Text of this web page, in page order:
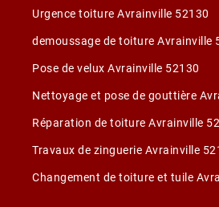
Urgence toiture Avrainville 52130
demoussage de toiture Avrainville
Pose de velux Avrainville 52130
Nettoyage et pose de gouttière
Réparation de toiture Avrainville
Travaux de zinguerie Avrainville
Changement de toiture et tuile